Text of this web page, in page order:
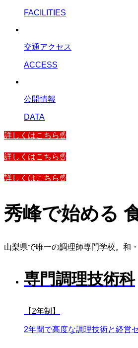
FACILITIES
交通アクセス
ACCESS
公開情報
DATA
詳しくはこちら☝️
詳しくはこちら☝️
詳しくはこちら☝️
秀峰で始める
山梨県で唯一の調理師専門学校。和
専門調理技術科
【2年制】
2年間で高度な調理技術と経営